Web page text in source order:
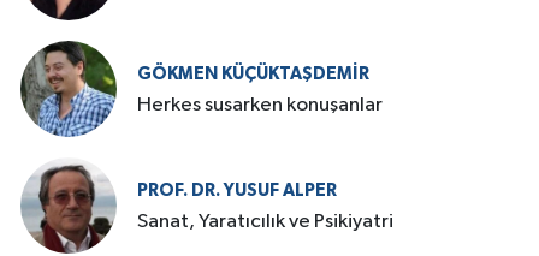
GÖKMEN KÜÇÜKTAŞDEMIR
Herkes susarken konuşanlar
PROF. DR. YUSUF ALPER
Sanat, Yaratıcılık ve Psikiyatri